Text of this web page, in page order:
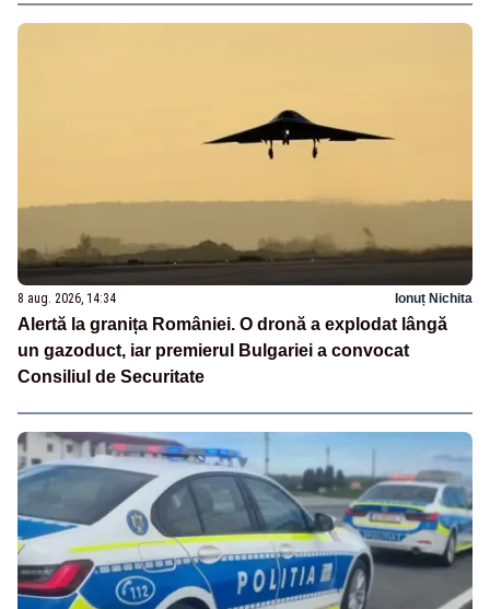
8 aug. 2026, 14:34 Ionuț Nichita
Alertă la granița României. O dronă a explodat lângă
un gazoduct, iar premierul Bulgariei a convocat
Consiliul de Securitate